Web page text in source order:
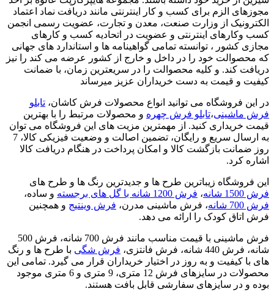
مجوزهای الزم برای کسب و کار اینترنتی مانند دریافت نماد اعتماد
الکترونیک از وزارت صنعت، معدن و تجارت، عضویت رسمی انجمن
کسب وکارهای اینترنتی و عضویت در اتحادیه کسب و کارهای
مجازی کشور ، توانسته تمامی گواهینامه ها و استاندارد های جهانی
که محصوالت خود را در داخل و خارج از کشور عرضه می کند را نیز
دریافت کند. و کلیه محصوالت را در سریعترین زمان، با ضمانت
کیفیت و قیمت به دست خریداران عزیز میرساند
در این فروشگاه می توانید انواع محصولات فرش کاشان، تابلو
فرش ماشینی،تابلو فرش چهره و محصولات مرتبط را با بهترین
قیمت خریداری کنید. از مهمترین مزیت های این فروشگاه می توان
به ارسال سریع و رایگان، تضمین اصالت و وضعیت فیزیکی کالا، 7
روز ضمانت بازگشت کالا و امکان پرداخت در هنگام دریافت کالا
اشاره کرد.
این فروشگاه زیباترین طرح ها و جدیدترین رنگ ها و طرح های
فرش 1500 شانه
، فرش 1200 شانه با گل های برجسته
و ساده،
فرش 700 شانه
، فرش ماشینی مدرن، فرش وینتیج و همچنین
فرش اتاق کودک را ارائه می دهد.
فرش ماشینی با قیمت مناسب مانند فرش 700 شانه، فرش 500
شانه، فرش 440 شانه، فرش فانتزی،
فرش شگی با طرح ها و رنگ
های با کیفیت و به روز در اختیار خریداران قرار می گیرد. تمامی این
محصولات در سایزهای فرش 12 متری، 9 متری و 6 متری موجود
بوده و در سایزهای سفارشی قابل بافت هستند.